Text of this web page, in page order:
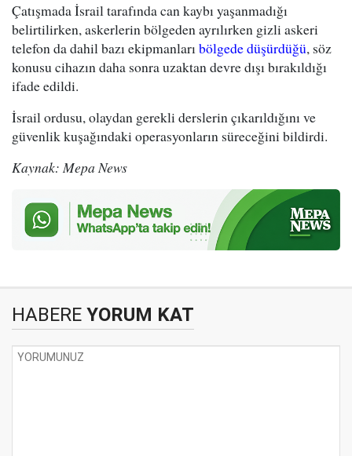
Çatışmada İsrail tarafında can kaybı yaşanmadığı
belirtilirken, askerlerin bölgeden ayrılırken gizli askeri
telefon da dahil bazı ekipmanlarıbölgede düşürdüğü, söz
konusu cihazın daha sonra uzaktan devre dışı bırakıldığı
ifade edildi.
İsrail ordusu, olaydan gerekli derslerin çıkarıldığını ve
güvenlik kuşağındaki operasyonların süreceğini bildirdi.
Kaynak: Mepa News
HABERE YORUM KAT